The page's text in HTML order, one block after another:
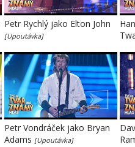
Petr Rychlý jako Elton John
[Upoutávka]
Petr Vondráček jako Bryan
Adams [Upoutávka]